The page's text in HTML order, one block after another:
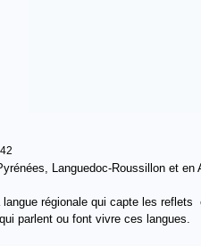
Languedoc-Roussillon et en
régionale qui capte les
parlent ou font vivre ces langues.